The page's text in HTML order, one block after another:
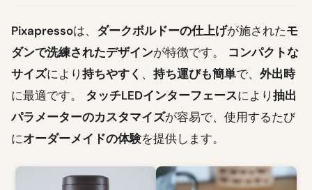
Pixapressoは、 ダークボルドーの仕上げが施されたモ
ダンで洗練されたデザインが特徴です。 コンパクトな
サイズにより持ちやすく 、 持ち運びも簡単で、 外出時
に最適です。 タッチLEDインターフェースにより抽出
パラメーターのカスタマイズが容易で、使用するたび
にオーダーメイドの体験を提供します。